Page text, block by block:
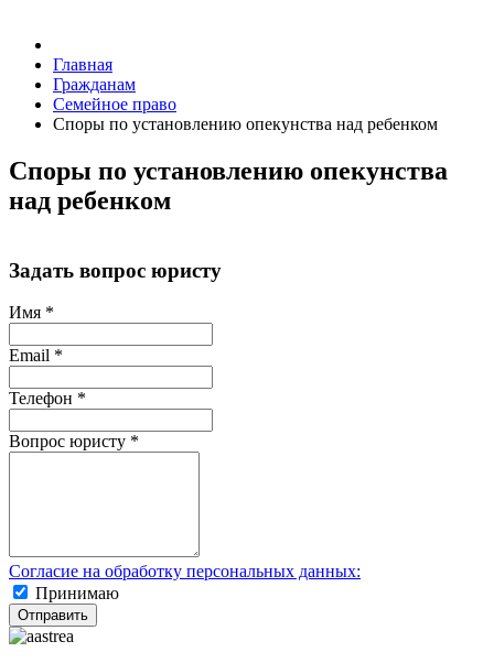
Главная
Гражданам
Семейное право
Споры по установлению опекунства над ребенком
Споры по установлению опекунства
над ребенком
Задать вопрос юристу
Имя *
Email *
Телефон *
Вопрос юристу *
Согласие на обработку персональных данных:
Принимаю
Отправить